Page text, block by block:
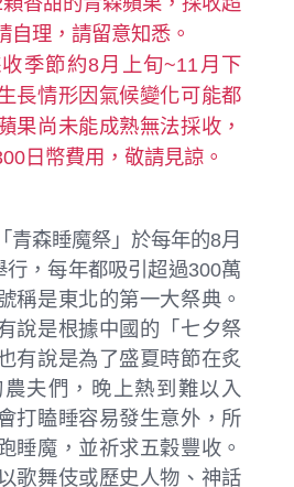
自理，請留意知悉。
季節約8月上旬~11月下
長情形因氣候變化可能都
果尚未能成熟無法採收，
日幣費用，敬請見諒。
青森睡魔祭」於每年的8月
行，每年都吸引超過300萬
稱是東北的第一大祭典。
說是根據中國的「七夕祭
有說是為了盛夏時節在炙
夫們，晚上熱到難以入
打瞌睡容易發生意外，所
睡魔，並祈求五穀豐收。
歌舞伎或歷史人物、神話